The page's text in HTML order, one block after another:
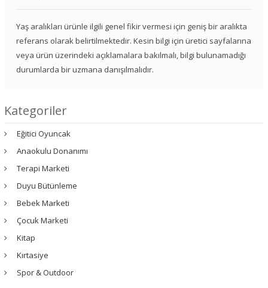
Yaş aralıkları ürünle ilgili genel fikir vermesi için geniş bir aralıkta
referans olarak belirtilmektedir. Kesin bilgi için üretici sayfalarına
veya ürün üzerindeki açıklamalara bakılmalı, bilgi bulunamadığı
durumlarda bir uzmana danışılmalıdır.
Kategoriler
Eğitici Oyuncak
Anaokulu Donanımı
Terapi Marketi
Duyu Bütünleme
Bebek Marketi
Çocuk Marketi
Kitap
Kırtasiye
Spor & Outdoor